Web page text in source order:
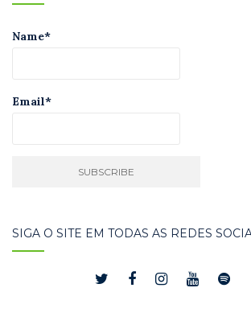
Name*
Email*
SIGA O SITE EM TODAS AS REDES